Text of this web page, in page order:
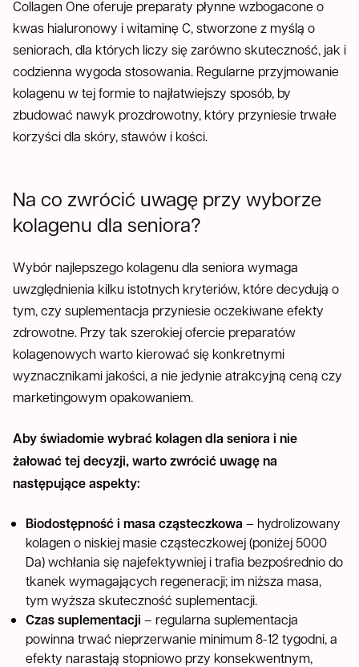
Collagen One oferuje preparaty płynne wzbogacone o
kwas hialuronowy i witaminę C, stworzone z myślą o
seniorach, dla których liczy się zarówno skuteczność, jak i
codzienna wygoda stosowania. Regularne przyjmowanie
kolagenu w tej formie to najłatwiejszy sposób, by
zbudować nawyk prozdrowotny, który przyniesie trwałe
korzyści dla skóry, stawów i kości.
Na co zwrócić uwagę przy wyborze
kolagenu dla seniora?
Wybór najlepszego kolagenu dla seniora wymaga
uwzględnienia kilku istotnych kryteriów, które decydują o
tym, czy suplementacja przyniesie oczekiwane efekty
zdrowotne. Przy tak szerokiej ofercie preparatów
kolagenowych warto kierować się konkretnymi
wyznacznikami jakości, a nie jedynie atrakcyjną ceną czy
marketingowym opakowaniem.
Aby świadomie wybrać kolagen dla seniora i nie
żałować tej decyzji, warto zwrócić uwagę na
następujące aspekty:
Biodostępność i masa cząsteczkowa – hydrolizowany
kolagen o niskiej masie cząsteczkowej (poniżej 5000
Da) wchłania się najefektywniej i trafia bezpośrednio do
tkanek wymagających regeneracji; im niższa masa,
tym wyższa skuteczność suplementacji.
Czas suplementacji – regularna suplementacja
powinna trwać nieprzerwanie minimum 8-12 tygodni, a
efekty narastają stopniowo przy konsekwentnym,